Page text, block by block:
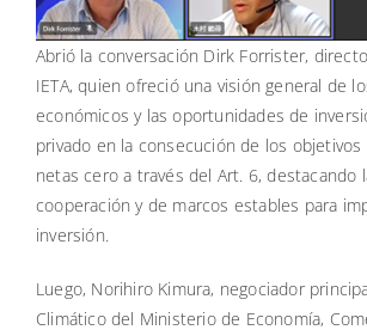
Abrió la conversación Dirk Forrister,
IETA, quien ofreció una visión general de
económicos y las oportunidades de
privado en la consecución de los
netas cero a través del Art. 6, destacando
cooperación y de marcos estables para
inversión.
Luego, Norihiro Kimura, negociador
Climático del Ministerio de Economía,